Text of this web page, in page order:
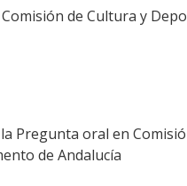
Comisión de Cultura y
Pregunta oral en
de Andalucía